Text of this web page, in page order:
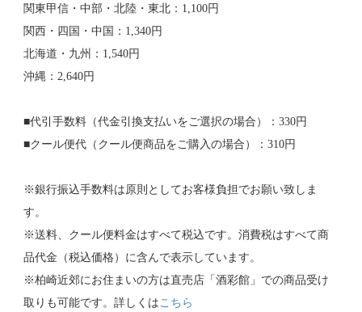
関東甲信・中部・北陸・東北：1,100円
関西・四国・中国：1,340円
北海道・九州：1,540円
沖縄：2,640円
■代引手数料（代金引換支払いをご選択の場合）：330円
■クール便代（クール便商品をご購入の場合）：310円
※銀行振込手数料は原則としてお客様負担でお願い致しま
す。
※送料、クール便料金はすべて税込です。消費税はすべて商
品代金（税込価格）に含んで表示しています。
※柏崎近郊にお住まいの方は直売店「酒彩館」での商品受け
取りも可能です。詳しくはこちら